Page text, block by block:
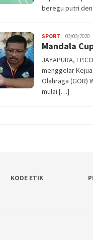
beregu putri
SPORT JPatading
03/03/2020
Mandala
JAYAPURA,
menggelar
Olahraga (GOR)
mulai […]
KODE ETIK